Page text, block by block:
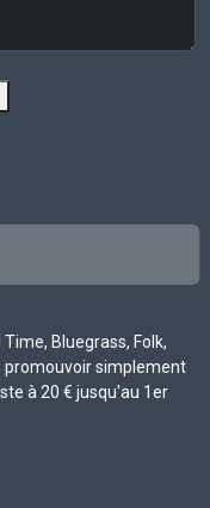
Bluegrass, Folk,
promouvoir simplement
à 20 € jusqu'au 1er